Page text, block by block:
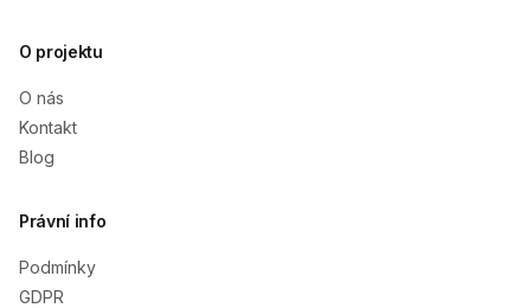
O projektu
O nás
Kontakt
Blog
Právní info
Podmínky
GDPR